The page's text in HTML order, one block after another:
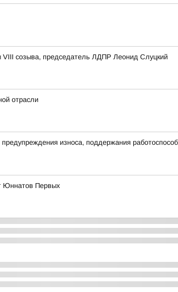
созыва, председатель ЛДПР Леонид Слуцкий
отрасли
износа, поддержания
Юннатов Первых